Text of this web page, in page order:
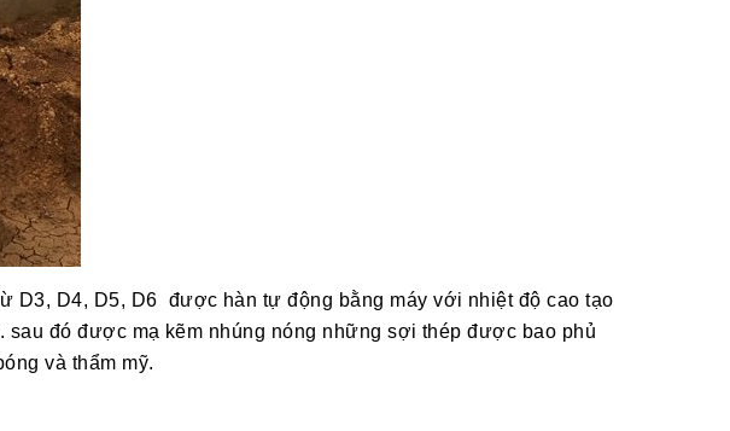
D3, D4, D5, D6 được hàn tự động bằng máy với nhiệt độ cao tạo
đó được mạ kẽm nhúng nóng những sợi thép được bao phủ
và thẩm mỹ.